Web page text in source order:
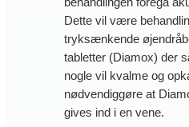
behandlingen foregå
Dette vil være
tryksænkende
tabletter (Diamox) der
nogle vil kvalme og
nødvendiggøre at
gives ind i en vene.